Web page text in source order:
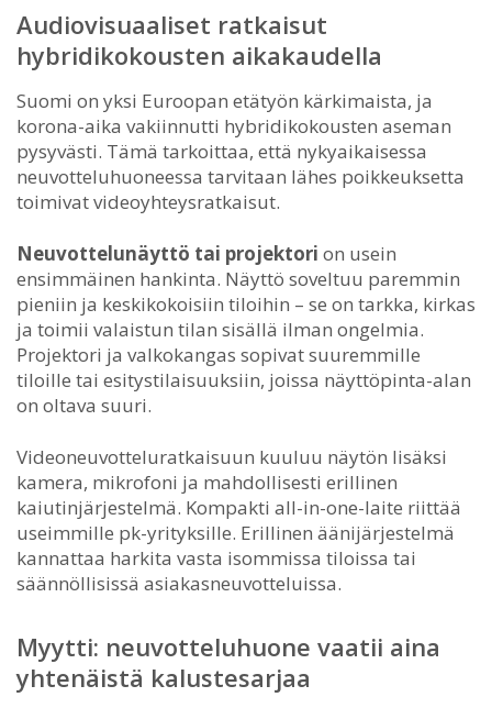
Audiovisuaaliset ratkaisut
hybridikokousten aikakaudella
Suomi on yksi Euroopan etätyön kärkimaista, ja
korona-aika vakiinnutti hybridikokousten aseman
pysyvästi. Tämä tarkoittaa, että nykyaikaisessa
neuvotteluhuoneessa tarvitaan lähes poikkeuksetta
toimivat videoyhteysratkaisut.
Neuvottelunäyttö tai projektori on usein
ensimmäinen hankinta. Näyttö soveltuu paremmin
pieniin ja keskikokoisiin tiloihin – se on tarkka, kirkas
ja toimii valaistun tilan sisällä ilman ongelmia.
Projektori ja valkokangas sopivat suuremmille
tiloille tai esitystilaisuuksiin, joissa näyttöpinta-alan
on oltava suuri.
Videoneuvotteluratkaisuun kuuluu näytön lisäksi
kamera, mikrofoni ja mahdollisesti erillinen
kaiutinjärjestelmä. Kompakti all-in-one-laite riittää
useimmille pk-yrityksille. Erillinen äänijärjestelmä
kannattaa harkita vasta isommissa tiloissa tai
säännöllisissä asiakasneuvotteluissa.
Myytti: neuvotteluhuone vaatii aina
yhtenäistä kalustesarjaa